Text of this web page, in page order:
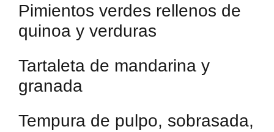
Pimientos verdes rellenos de
quinoa y verduras
Tartaleta de mandarina y
granada
Tempura de pulpo, sobrasada,